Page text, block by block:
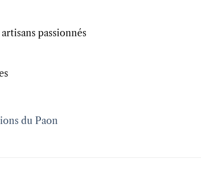
passionnés
du Paon